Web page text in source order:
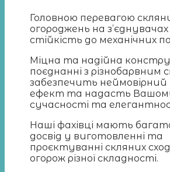
Головною перевагою
огороджень на
стійкість до механічних
Міцна та надійна
поєднанні з різнобарвним
забезпечить неймовірний
ефект та надасть
сучасності та
Наші фахівці мають
досвід у виготовленні та
проєктуванні скляних
огорож різної складності.